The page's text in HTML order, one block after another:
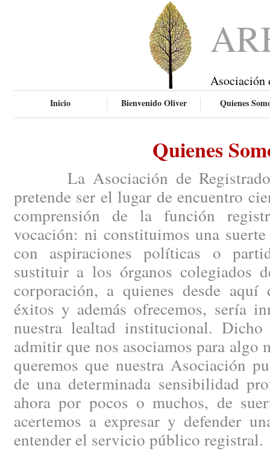
Asociación
Inicio Bienvenido Oliver Quienes
Quienes
La Asociación de
pretende ser el lugar de encuentro
comprensión de la función
vocación: ni constituimos una
con aspiraciones políticas o
sustituir a los órganos colegiados
corporación, a quienes desde aquí
éxitos y además ofrecemos, sería
nuestra lealtad institucional.
admitir que nos asociamos para algo
queremos que nuestra Asociación
de una determinada sensibilidad
ahora por pocos o muchos, de
acertemos a expresar y defender
entender el servicio público registral.